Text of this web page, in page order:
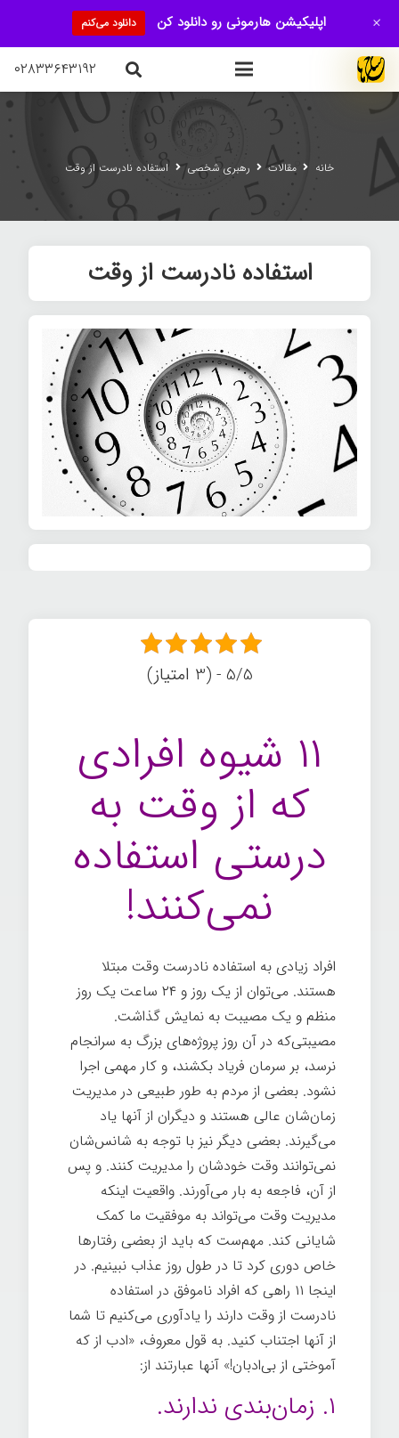
۰۲۸۳۳۶۴۳۱۹۲
خانه مقالات رهبری شخصی استفاده نادرست از وقت
استفاده نادرست از وقت
5/5 - (3 امتیاز)
۱۱ شیوه افرادی
که از وقت به
درستی استفاده
نمی‌کنند!
افراد زیادی به استفاده نادرست وقت مبتلا
هستند. می‌توان از یک روز و ۲۴ ساعت یک روز
منظم و یک مصیبت به نمایش گذاشت.
مصیبتی‌که در آن روز پروژه‌های بزرگ به سرانجام
نرسد، بر سرمان فریاد بکشند، و کار مهمی اجرا
نشود. بعضی از مردم به طور طبیعی در مدیریت
زمان‌شان عالی هستند و دیگران از آنها یاد
می‌گیرند. بعضی دیگر نیز با توجه به شانس‌شان
نمی‌توانند وقت خودشان را مدیریت کنند. و پس
از آن، فاجعه به بار می‌آورند. واقعیت اینکه
مدیریت وقت می‌تواند به موفقیت ما کمک
شایانی کند. مهم‌ست که باید از بعضی رفتارها
خاص دوری کرد تا در طول روز عذاب نبینیم. در
اینجا ۱۱ راهی که افراد ناموفق در استفاده
نادرست از وقت دارند را یادآوری می‌کنیم تا شما
از آنها اجتناب کنید. به قول معروف، «ادب از که
آموختی از بی‌ادبان!» آنها عبارتند از:
۱. زمان‌بندی ندارند.
اپلیکیشن هارمونی رو دانلود کن دانلود می‌کنم +